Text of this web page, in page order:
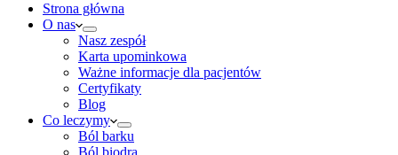
Strona główna
O nas
Nasz zespół
Karta upominkowa
Ważne informacje dla pacjentów
Certyfikaty
Blog
Co leczymy
Ból barku
Ból biodra